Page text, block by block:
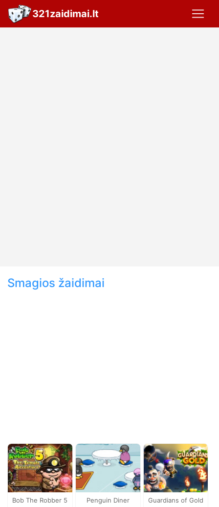
321zaidimai.lt
Smagios žaidimai
Bob The Robber 5
Penguin Diner Guardians of Gold